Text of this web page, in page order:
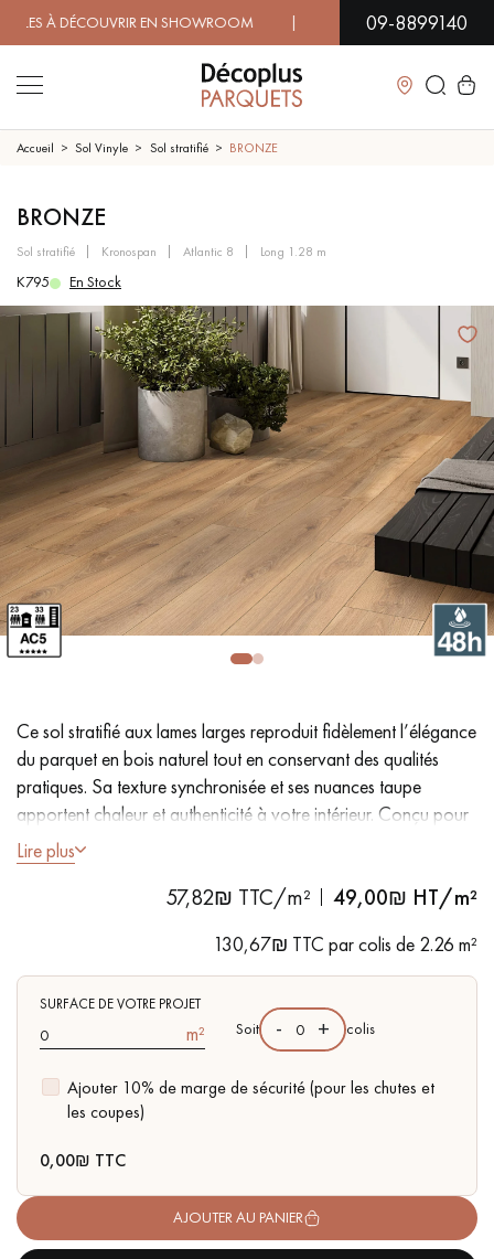
EN SHOWROOM | DISPONIBILITÉ09-8899140
Fermer
LES RECHERCHES LES PLUS COURANTES
PARQUET MASSIF
SOL PLAQUÉ BOIS VERITABLES
PARQUET EN BOIS EXOTIQUE PARQUET VERNIS
PARQUET HUILÉ PARQUET EN BOIS BRUT
PARQUET VIEILLI PARQUET EN CHÊNE FUMÉ
PARQUET LAMES LARGES XXL PARQUET EN CHÊNE
ACCESSOIRES PARQUET
Nos conseillers sont disponibles au
09-8899140
pas dans le choix et la pose de votre parquet.
Un expert Décoplus Parquets vous appelle
Accueil Sol Vinyle Sol stratifié BRONZE
BRONZE
sol stratifié kronospan atlantic 8 long 1.28 m
K795 En Stock
Ce sol stratifié aux lames larges reproduit fidèlement l’élégance
du parquet en bois naturel tout en conservant des qualités
pratiques. Sa texture synchronisée et ses nuances taupe
apportent chaleur et authenticité à votre intérieur. Conçu pour
le passage intense, il est aussi adapté aux foyers avec animaux
de compagnie.
- Aspect chêne naturel avec texture synchrone
- Chanfreins sur les 4 côtés
- Adapté au passage intensif & animaux de compagnie
- Facilité de pose : Système click 2G
- Résisance à l'eau : jusqu’à 48 h, idéal pour les petits
accidents du quotidien
Lire plus
57,82₪ TTC/m² 49,00₪ HT/m²
130,67₪ TTC par colis de 2.26 m²
SURFACE DE VOTRE PROJET
m²
Ajouter 10% de marge de sécurité (pour les chutes et
les coupes)
Soit - + colis
0,00₪ TTC
AJOUTER AU PANIER